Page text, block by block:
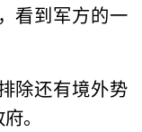
看到军方的一
除还有境外势
。